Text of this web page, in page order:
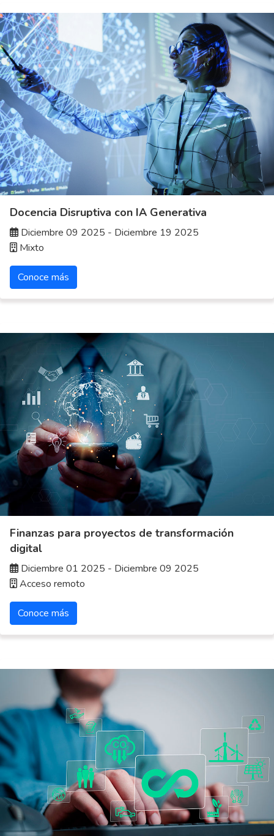
Docencia Disruptiva con IA Generativa
Diciembre 09 2025 - Diciembre 19 2025
Mixto
Conoce más
Finanzas para proyectos de transformación
digital
Diciembre 01 2025 - Diciembre 09 2025
Acceso remoto
Conoce más